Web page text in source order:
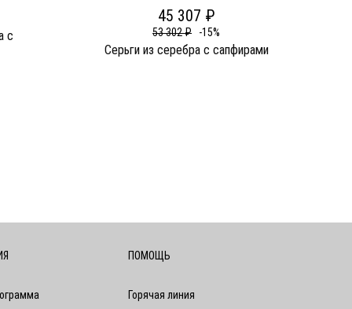
c
45 307 ₽
53 302 ₽ -15%
Серьги из серебра c сапфирами
ПОМОЩЬ
Горячая линия